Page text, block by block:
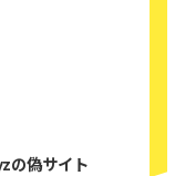
偽サイト